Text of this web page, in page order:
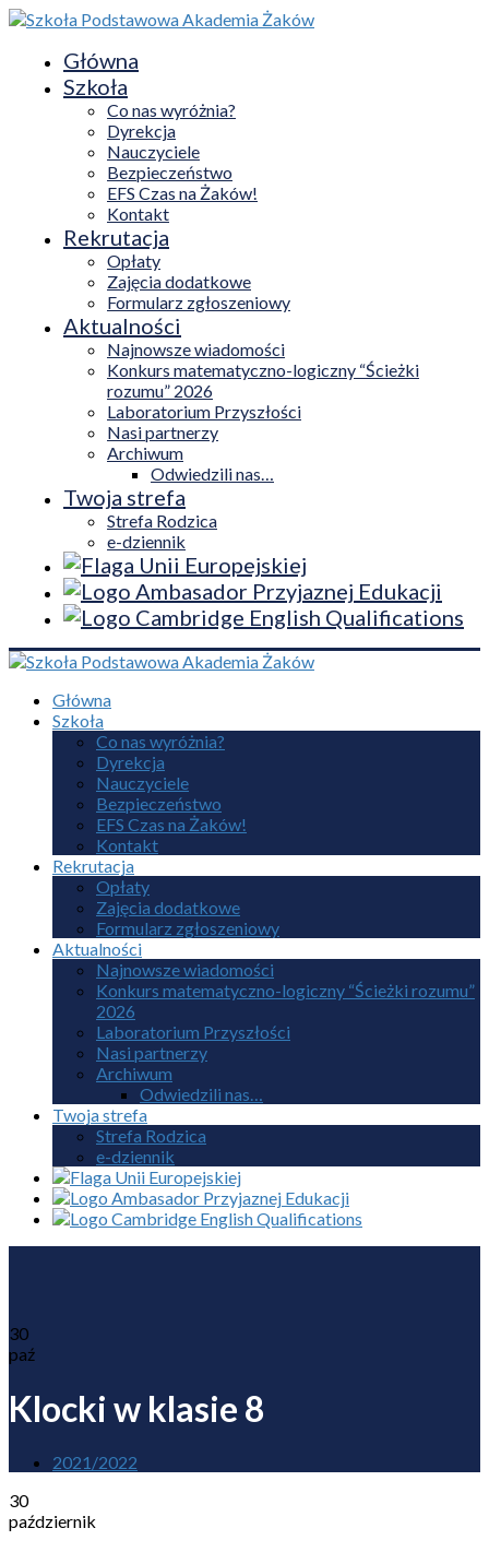
Główna
Szkoła
Co nas wyróżnia?
Dyrekcja
Nauczyciele
Bezpieczeństwo
EFS Czas na Żaków!
Kontakt
Rekrutacja
Opłaty
Zajęcia dodatkowe
Formularz zgłoszeniowy
Aktualności
Najnowsze wiadomości
Konkurs matematyczno-logiczny “Ścieżki
rozumu” 2026
Laboratorium Przyszłości
Nasi partnerzy
Archiwum
Odwiedzili nas…
Twoja strefa
Strefa Rodzica
e-dziennik
Główna
Szkoła
Co nas wyróżnia?
Dyrekcja
Nauczyciele
Bezpieczeństwo
EFS Czas na Żaków!
Kontakt
Rekrutacja
Opłaty
Zajęcia dodatkowe
Formularz zgłoszeniowy
Aktualności
Najnowsze wiadomości
Konkurs matematyczno-logiczny “Ścieżki rozumu”
2026
Laboratorium Przyszłości
Nasi partnerzy
Archiwum
Odwiedzili nas…
Twoja strefa
Strefa Rodzica
e-dziennik
30
paź
Klocki w klasie 8
2021/2022
30
październik